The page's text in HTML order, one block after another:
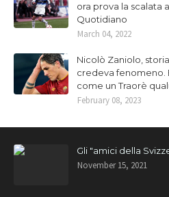
ora prova la scalata
Quotidiano
March 04, 2022
Nicolò Zaniolo,
credeva fenomeno.
come un Traorè
February 08, 2023
Gli "amici della
November 15, 2021